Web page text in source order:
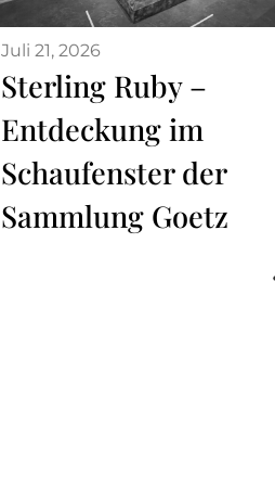
Juli 21, 2026
Sterling Ruby –
Entdeckung im
Schaufenster der
Sammlung Goetz